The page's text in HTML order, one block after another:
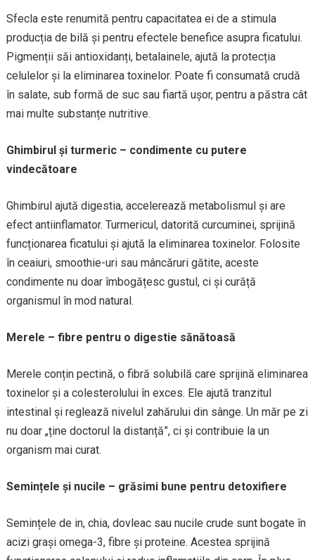
Sfecla este renumită pentru capacitatea ei de a stimula
producția de bilă și pentru efectele benefice asupra ficatului.
Pigmenții săi antioxidanți, betalainele, ajută la protecția
celulelor și la eliminarea toxinelor. Poate fi consumată crudă
în salate, sub formă de suc sau fiartă ușor, pentru a păstra cât
mai multe substanțe nutritive.
Ghimbirul și turmeric – condimente cu putere
vindecătoare
Ghimbirul ajută digestia, accelerează metabolismul și are
efect antiinflamator. Turmericul, datorită curcuminei, sprijină
funcționarea ficatului și ajută la eliminarea toxinelor. Folosite
în ceaiuri, smoothie-uri sau mâncăruri gătite, aceste
condimente nu doar îmbogățesc gustul, ci și curăță
organismul în mod natural.
Merele – fibre pentru o digestie sănătoasă
Merele conțin pectină, o fibră solubilă care sprijină eliminarea
toxinelor și a colesterolului în exces. Ele ajută tranzitul
intestinal și reglează nivelul zahărului din sânge. Un măr pe zi
nu doar „ține doctorul la distanță”, ci și contribuie la un
organism mai curat.
Semințele și nucile – grăsimi bune pentru detoxifiere
Semințele de in, chia, dovleac sau nucile crude sunt bogate în
acizi grași omega-3, fibre și proteine. Acestea sprijină